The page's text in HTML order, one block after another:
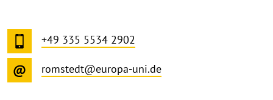
+49 335 5534 2902
romstedt@europa-uni.de